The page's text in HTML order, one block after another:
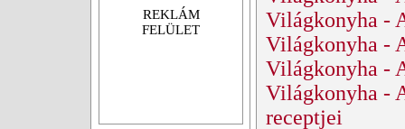
REKLÁM
FELÜLET
Világkonyha -
Világkonyha -
Világkonyha -
Világkonyha -
receptjei